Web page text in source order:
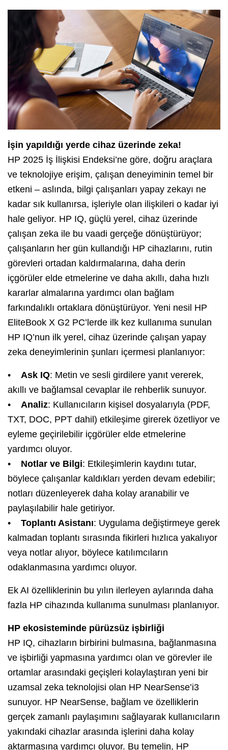
İşin yapıldığı yerde cihaz üzerinde zeka!
HP 2025 İş İlişkisi Endeksi’ne göre, doğru araçlara
ve teknolojiye erişim, çalışan deneyiminin temel bir
etkeni – aslında, bilgi çalışanları yapay zekayı ne
kadar sık kullanırsa, işleriyle olan ilişkileri o kadar iyi
hale geliyor. HP IQ, güçlü yerel, cihaz üzerinde
çalışan zeka ile bu vaadi gerçeğe dönüştürüyor;
çalışanların her gün kullandığı HP cihazlarını, rutin
görevleri ortadan kaldırmalarına, daha derin
içgörüler elde etmelerine ve daha akıllı, daha hızlı
kararlar almalarına yardımcı olan bağlam
farkındalıklı ortaklara dönüştürüyor. Yeni nesil HP
EliteBook X G2 PC’lerde ilk kez kullanıma sunulan
HP IQ’nun ilk yerel, cihaz üzerinde çalışan yapay
zeka deneyimlerinin şunları içermesi planlanıyor:
• Ask IQ: Metin ve sesli girdilere yanıt vererek,
akıllı ve bağlamsal cevaplar ile rehberlik sunuyor.
• Analiz: Kullanıcıların kişisel dosyalarıyla (PDF,
TXT, DOC, PPT dahil) etkileşime girerek özetliyor ve
eyleme geçirilebilir içgörüler elde etmelerine
yardımcı oluyor.
• Notlar ve Bilgi: Etkileşimlerin kaydını tutar,
böylece çalışanlar kaldıkları yerden devam edebilir;
notları düzenleyerek daha kolay aranabilir ve
paylaşılabilir hale getiriyor.
• Toplantı Asistanı: Uygulama değiştirmeye gerek
kalmadan toplantı sırasında fikirleri hızlıca yakalıyor
veya notlar alıyor, böylece katılımcıların
odaklanmasına yardımcı oluyor.
Ek AI özelliklerinin bu yılın ilerleyen aylarında daha
fazla HP cihazında kullanıma sunulması planlanıyor.
HP ekosisteminde pürüzsüz işbirliği
HP IQ, cihazların birbirini bulmasına, bağlanmasına
ve işbirliği yapmasına yardımcı olan ve görevler ile
ortamlar arasındaki geçişleri kolaylaştıran yeni bir
uzamsal zeka teknolojisi olan HP NearSense’i3
sunuyor. HP NearSense, bağlam ve özelliklerin
gerçek zamanlı paylaşımını sağlayarak kullanıcıların
yakındaki cihazlar arasında işlerini daha kolay
aktarmasına yardımcı oluyor. Bu temelin, HP